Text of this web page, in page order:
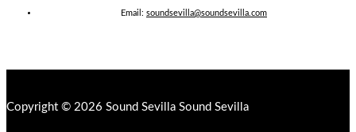
Email: soundsevilla@soundsevilla.com
Copyright © 2026 Sound Sevilla Sound Sevilla